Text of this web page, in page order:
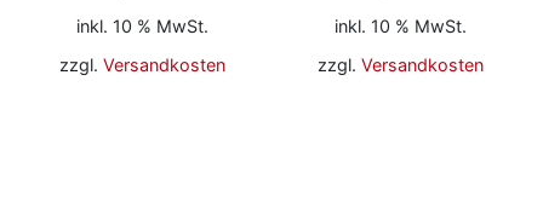
inkl. 10 % MwSt.
zzgl.Versandkosten
inkl. 10 % MwSt.
zzgl. Versandkosten